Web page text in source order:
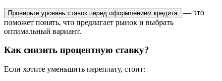
Проверьте уровень ставок перед оформлением кредита
— это
поможет понять, что предлагает рынок и выбрать
оптимальный вариант.
Как снизить процентную ставку?
Если хотите уменьшить переплату, стоит: